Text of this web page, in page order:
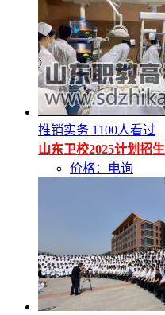
推销实务 1100人看过
山东卫校2025计划招生
价格：电询